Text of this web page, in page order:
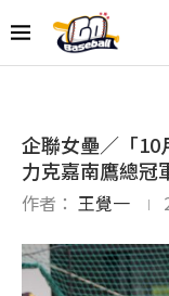
企聯女壘／「
力克嘉南鷹總冠
作者： 王覺一